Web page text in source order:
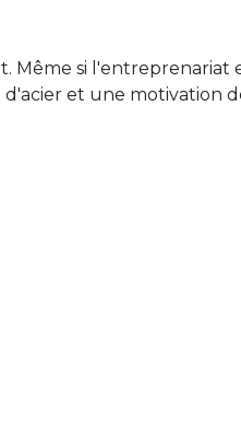
Même si
et une motivation